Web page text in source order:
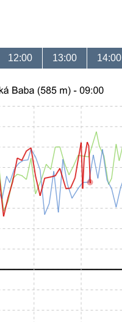
12:00 13:00 14:00